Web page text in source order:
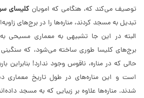
توصیف می‌کند که، هنگامی که امویان کلیسای
تبدیل به مسجد کردند، مناره‌ها را در برج‌های
البته در این جا تشبیهی به معماری مسیحی
برج‌های کلیسا طوری ساخته می‌شود، که
حالی که در مناره، ناقوس وجود ندارد!
است و این مناره‌های در طول تاریخ معماری
شدند. مناره‌ها علاوه بر زیبایی که به مسجد